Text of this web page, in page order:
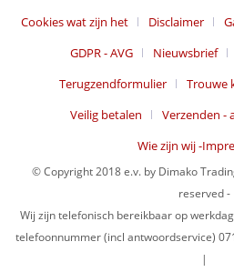
Cookies wat zijn het
Disclaimer
GDPR - AVG
Nieuwsbrief
Terugzendformulier
Trouwe
Veilig betalen
Verzenden -
Wie zijn wij -
© Copyright 2018 e.v. by Dimako
reserved -
Wij zijn telefonisch bereikbaar op
telefoonnummer (incl antwoordservice)
|